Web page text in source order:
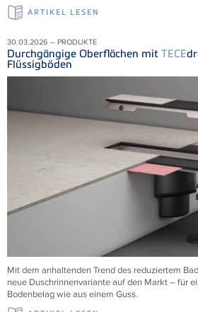
ARTIKEL LESEN
30.03.2026 – PRODUKTE
Durchgängige Oberflächen mit TECE
Flüssigböden
Mit dem anhaltenden Trend des reduziertem
neue Duschrinnenvariante auf den Markt – für
Bodenbelag wie aus einem Guss.